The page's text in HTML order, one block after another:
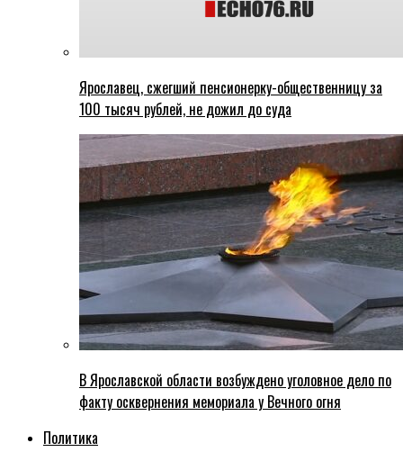
Ярославец, сжегший пенсионерку-общественницу за
100 тысяч рублей, не дожил до суда
В Ярославской области возбуждено уголовное дело по
факту осквернения мемориала у Вечного огня
Политика